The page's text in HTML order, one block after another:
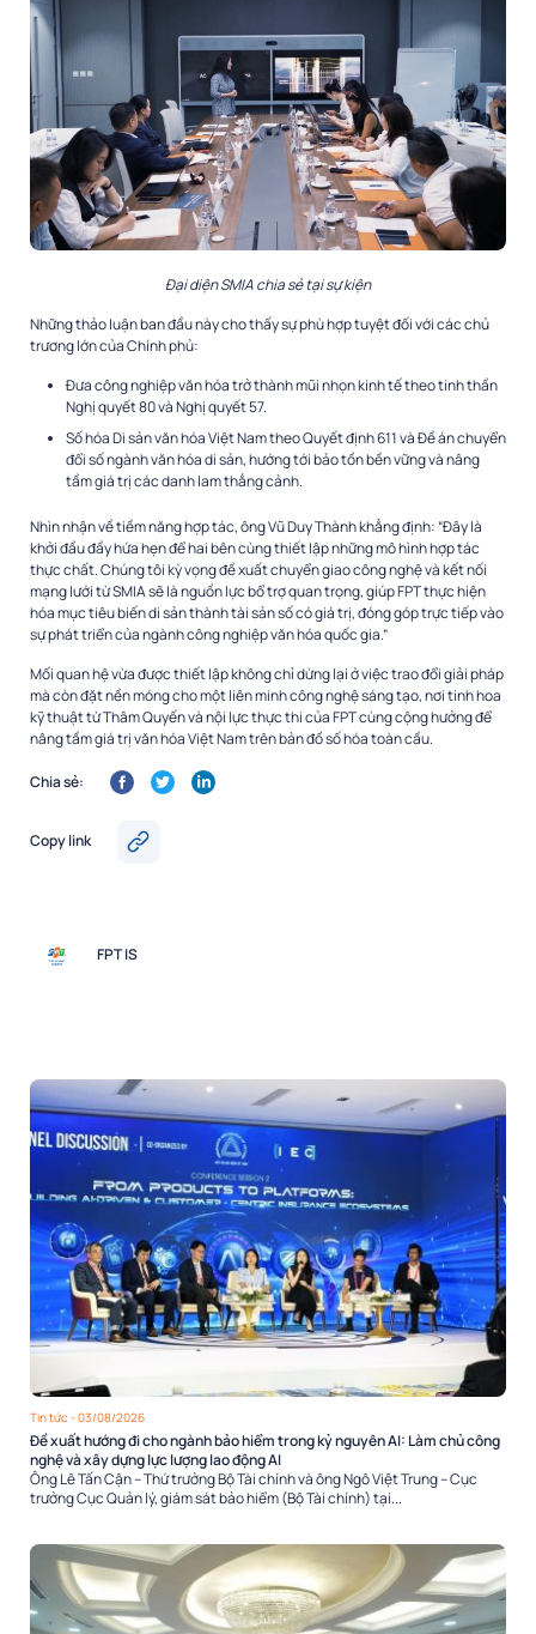
Đại diện SMIA chia sẻ tại sự kiện
Những thảo luận ban đầu này cho thấy sự phù hợp tuyệt đối với các chủ
trương lớn của Chính phủ:
Đưa công nghiệp văn hóa trở thành mũi nhọn kinh tế theo tinh thần
Nghị quyết 80 và Nghị quyết 57.
Số hóa Di sản văn hóa Việt Nam theo Quyết định 611 và Đề án chuyển
đổi số ngành văn hóa di sản, hướng tới bảo tồn bền vững và nâng
tầm giá trị các danh lam thắng cảnh.
Nhìn nhận về tiềm năng hợp tác, ông Vũ Duy Thành khẳng định: “Đây là
khởi đầu đầy hứa hẹn để hai bên cùng thiết lập những mô hình hợp tác
thực chất. Chúng tôi kỳ vọng đề xuất chuyển giao công nghệ và kết nối
mạng lưới từ SMIA sẽ là nguồn lực bổ trợ quan trọng, giúp FPT thực hiện
hóa mục tiêu biến di sản thành tài sản số có giá trị, đóng góp trực tiếp vào
sự phát triển của ngành công nghiệp văn hóa quốc gia.”
Mối quan hệ vừa được thiết lập không chỉ dừng lại ở việc trao đổi giải pháp
mà còn đặt nền móng cho một liên minh công nghệ sáng tạo, nơi tinh hoa
kỹ thuật từ Thâm Quyến và nội lực thực thi của FPT cùng cộng hưởng để
nâng tầm giá trị văn hóa Việt Nam trên bản đồ số hóa toàn cầu.
Chia sẻ:
Copy link
FPT IS
Tin tức - 03/08/2026
Đề xuất hướng đi cho ngành bảo hiểm trong kỷ nguyên AI: Làm chủ công
nghệ và xây dựng lực lượng lao động AI
Ông Lê Tấn Cận – Thứ trưởng Bộ Tài chính và ông Ngô Việt Trung – Cục
trưởng Cục Quản lý, giám sát bảo hiểm (Bộ Tài chính) tại...